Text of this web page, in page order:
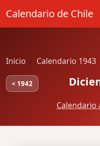
Calendario de Chile
Inicio Calendario 1943
< 1942
Calendario